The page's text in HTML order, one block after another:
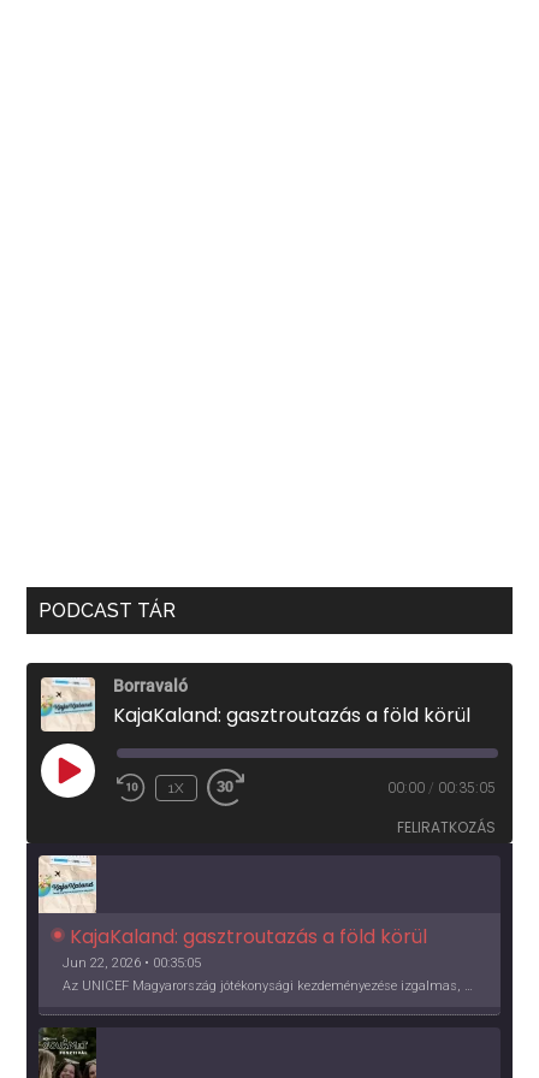
PODCAST TÁR
Borravaló
KajaKaland: gasztroutazás a föld körül
PLAY
EPISODE
1X 00:00 / 00:35:05
FELIRATKOZÁS
KajaKaland: gasztroutazás a föld körül
Jun 22, 2026 • 00:35:05
Az UNICEF Magyarország jótékonysági kezdeményezése izgalmas, egész éves világkörüli ízutazásra hív, igazi családi program és gasztroedukáció, illetve segítség a rászorulóknak is egyben.